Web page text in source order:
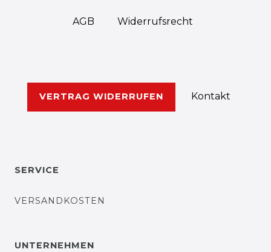
AGB Widerrufs­recht
VERTRAG WIDERRUFEN Kontakt
SERVICE
VERSANDKOSTEN
UNTERNEHMEN